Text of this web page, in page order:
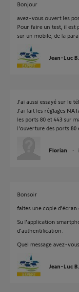
Bonjour
avez-vous ouvert les
Pour faire un test, il est
sur un mobile, de la
Jean-Luc B.
J'ai aussi essayé sur le
J'ai fait les réglages
les ports 80 et 443 sur
l'ouverture des ports 80
Florian
Bonsoir
faites une copie
Su l'application
d'authentification.
Quel message avez-
Jean-Luc B.